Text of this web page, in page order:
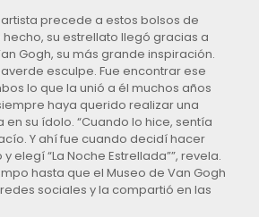
precede a estos bolsos de
hecho, su estrellato llegó gracias a
Gogh, su más grande inspiración.
esculpe. Fue encontrar ese
lo que la unió a él muchos años
haya querido realizar una
su ídolo. “Cuando lo hice, sentía
Y ahí fue cuando decidí hacer
elegí “La Noche Estrellada””, revela.
hasta que el Museo de Van Gogh
sociales y la compartió en las